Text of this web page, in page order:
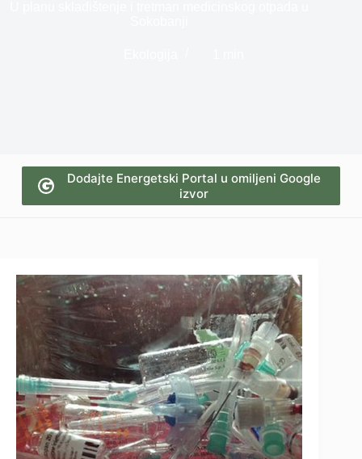
Dodajte Energetski Portal u omiljeni Google
izvor